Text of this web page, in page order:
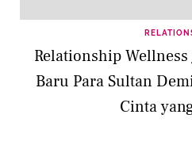
Relationship
Baru Para Sultan
Cinta